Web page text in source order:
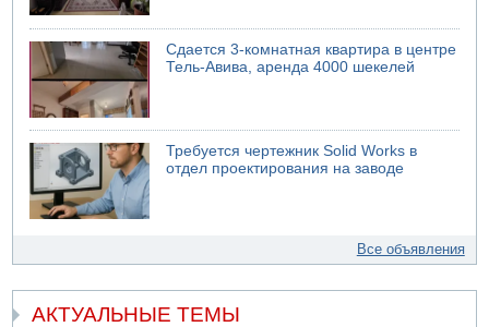
Сдается 3-комнатная квартира в центре
Тель-Авива, аренда 4000 шекелей
Требуется чертежник Solid Works в
отдел проектирования на заводе
Все объявления
АКТУАЛЬНЫЕ ТЕМЫ